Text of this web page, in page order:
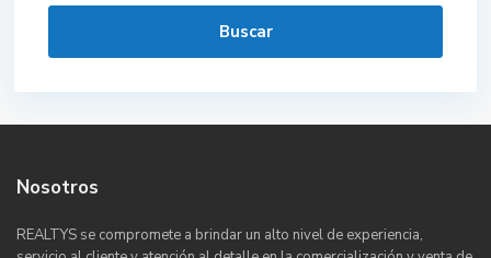
Buscar
Nosotros
REALTYS se compromete a brindar un alto nivel de experiencia,